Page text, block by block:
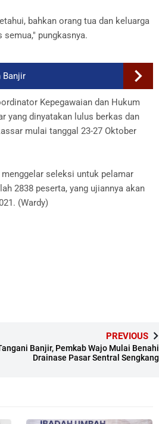
bahkan orang tua dan keluarga
pungkasnya.
Banjir
Kepegawaian dan Hukum
yang dinyatakan lulus berkas dan
mulai tanggal 23-27 Oktober
seleksi untuk pelamar
2838 peserta, yang ujiannya akan
(Wardy)
PREVIOUS
Banjir, Pemkab Wajo Mulai Benahi
Drainase Pasar Sentral Sengkang